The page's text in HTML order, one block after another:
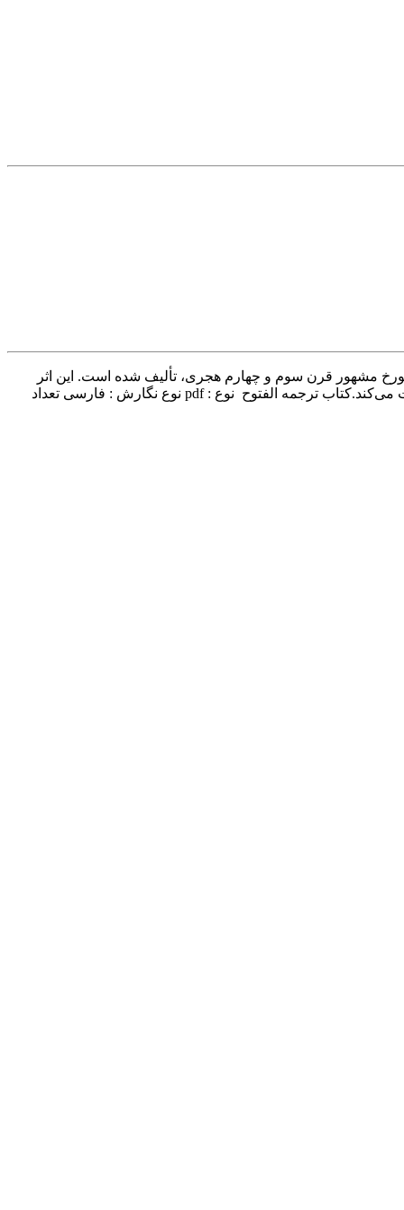
مشهور قرن سوم و چهارم هجری، تألیف شده است. این اثر
ارزشمند رویدادهای مهم تاریخ اسلام را از دوران پیامبر اکرم (ص) تا حوادث سیاسی و نظامی قرون نخستین اسلامی با جزئیات فراوان روایت می‌کند.کتاب ترجمه الفتوح نوع : pdf نوع نگارش : فارسی تعداد